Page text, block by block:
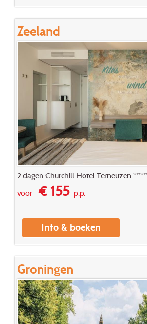
Zeeland
2 dagen Churchill Hotel Terneuzen ****
voor€ 155p.p.
Info & boeken
Groningen